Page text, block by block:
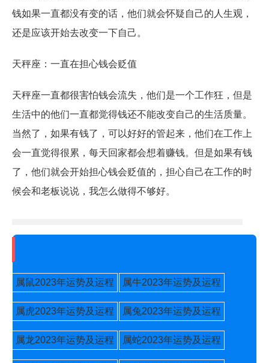
钱如果一直都没有变的话，他们就会怀疑自己的人生观，
还是应该开始去改变一下自己。
天秤座：一直在担心钱会贬值
天秤座一直都很害怕钱会流失，他们是一个工作狂，但是
生活中的他们一直都觉得钱还不能改变自己的生活质量。
当然了，如果有钱了，可以好好的管起来，他们在工作上
会一直觉得很累，每天回家都会想着赚钱。但是如果有钱
了，他们就会开始担心钱会贬值的，担心自己在工作的时
候会和老板说说，我怎么做得不够好。
属鼠2023年运势及运程 属牛2023年运势及运程
属虎2023年运势及运程 属兔2023年运势及运程
属龙2023年运势及运程 属蛇2023年运势及运程